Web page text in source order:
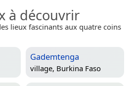
à découvrir
lieux fascinants aux quatre coins
Gademtenga
village, Burkina Faso